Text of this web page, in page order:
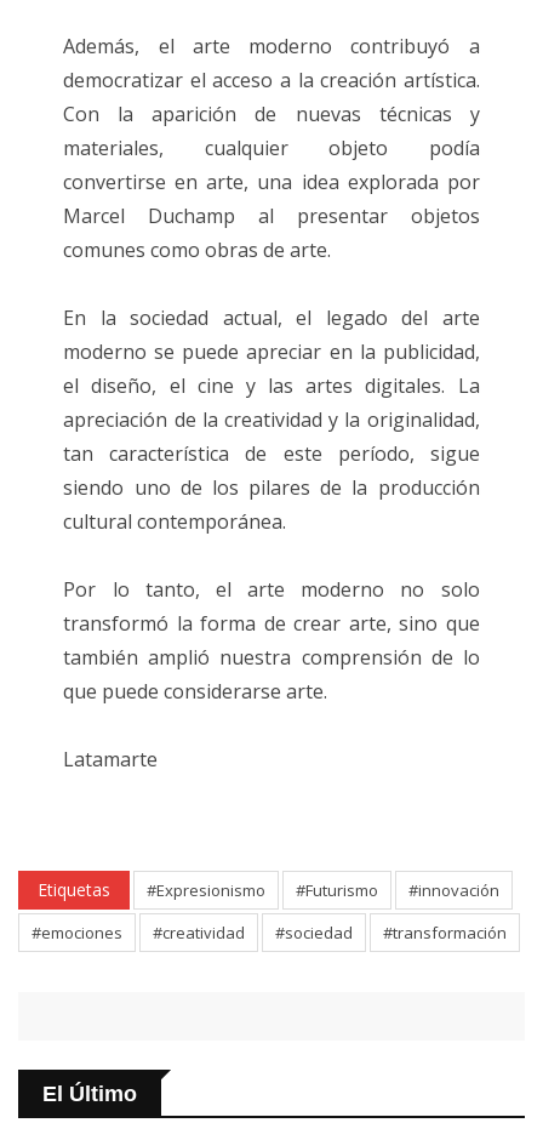
Además, el arte moderno contribuyó a
democratizar el acceso a la creación artística.
Con la aparición de nuevas técnicas y
materiales, cualquier objeto podía
convertirse en arte, una idea explorada por
Marcel Duchamp al presentar objetos
comunes como obras de arte.
En la sociedad actual, el legado del arte
moderno se puede apreciar en la publicidad,
el diseño, el cine y las artes digitales. La
apreciación de la creatividad y la originalidad,
tan característica de este período, sigue
siendo uno de los pilares de la producción
cultural contemporánea.
Por lo tanto, el arte moderno no solo
transformó la forma de crear arte, sino que
también amplió nuestra comprensión de lo
que puede considerarse arte.
Latamarte
Etiquetas #Expresionismo #Futurismo
#innovación
#emociones
#creatividad #sociedad #transformación
El Último